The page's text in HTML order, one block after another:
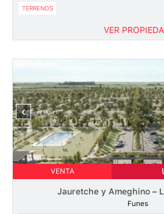
TERRENOS
VER
‹
VENTA
Jauretche y Ameghino –
Funes